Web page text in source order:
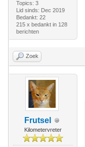
Topics: 3
Lid sinds: Dec 2019
Bedankt: 22
215 x bedankt in 128
berichten
Zoek
Frutsel
Kilometervreter